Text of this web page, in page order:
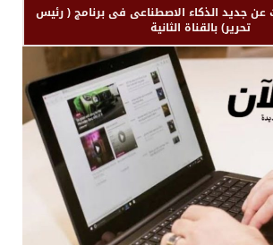
جديد الذكاء الاصطناعى فى برنامج ( رئيس
تحرير) بالقناة الثانية